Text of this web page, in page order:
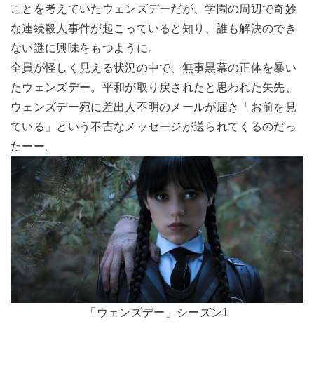
ことを考えていたウェンズデーだが、学園の周辺で奇妙
な連続殺人事件が起こっていると知り、誰も解決のでき
ない謎に興味をもつように。
全員が怪しく見える状況の中で、無事黒幕の正体を暴い
たウェンズデー。平和が取り戻されたと思われた矢先、
ウェンズデー宛に差出人不明のメールが届き「お前を見
ている」という不吉なメッセージが送られてくるのだっ
たーー。
「ウェンズデー」シーズン1